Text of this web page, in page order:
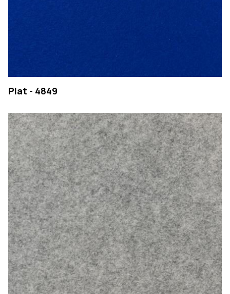
Plat - 4849